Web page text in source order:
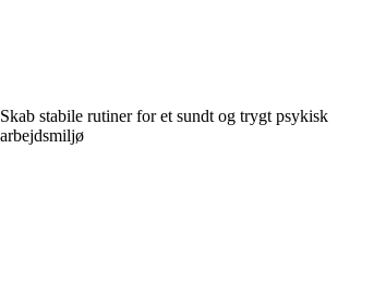
Skab stabile rutiner for et sundt og trygt psykisk
arbejdsmiljø